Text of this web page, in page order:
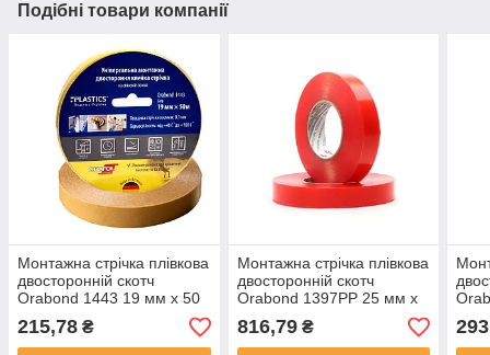
Подібні товари компанії
Монтажна стрічка плівкова
двосторонній скотч
Orabond 1443 19 мм x 50
м прозорий 100 мкр
215,78 ₴
Монтажна стрічка плівкова
двосторонній скотч
Orabond 1397PP 25 мм x
50 м прозорий 210 мкр
816,79₴
50